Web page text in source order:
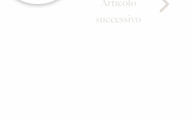
Articolo
successivo